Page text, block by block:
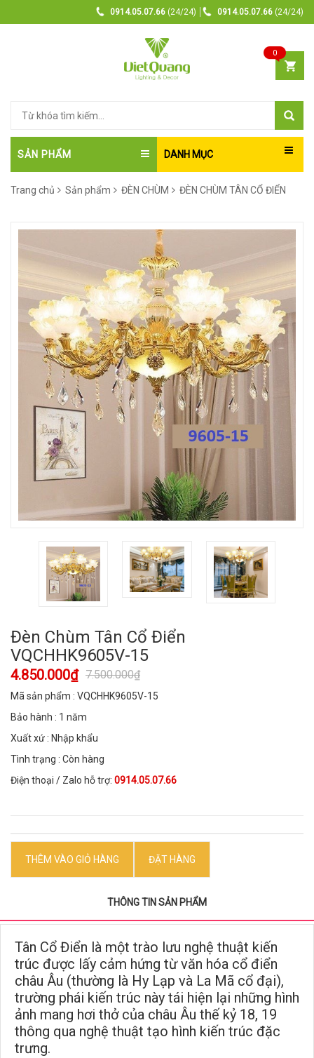
0914.05.07.66 (24/24) 0914.05.07.66 (24/24)
0
SẢN PHẨM DANH MỤC
Trang chủ Sản phẩm ĐÈN CHÙM ĐÈN CHÙM TÂN CỔ ĐIỂN
Đèn Chùm Tân Cổ Điển
VQCHHK9605V-15
4.850.000₫ 7.500.000₫
Mã sản phẩm : VQCHHK9605V-15
Bảo hành : 1 năm
Xuất xứ : Nhập khẩu
Tình trạng : Còn hàng
Điện thoại / Zalo hỗ trợ: 0914.05.07.66
THÊM VÀO GIỎ HÀNG ĐẶT HÀNG
THÔNG TIN SẢN PHẨM
Tân Cổ Điển là một trào lưu nghệ thuật kiến
trúc được lấy cảm hứng từ văn hóa cổ điển
châu Âu (thường là Hy Lạp và La Mã cổ đại),
trường phái kiến trúc này tái hiện lại những hình
ảnh mang hơi thở của châu Âu thế kỷ 18, 19
thông qua nghệ thuật tạo hình kiến trúc đặc
trưng.